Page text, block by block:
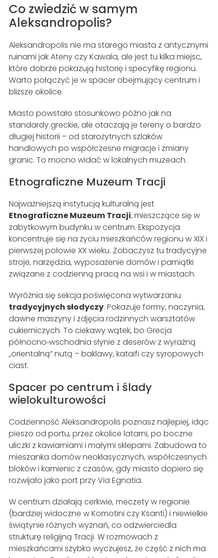
Co zwiedzić w samym
Aleksandropolis?
Aleksandropolis nie ma starego miasta z antycznymi
ruinami jak Ateny czy Kawala, ale jest tu kilka miejsc,
które dobrze pokazują historię i specyfikę regionu.
Warto połączyć je w spacer obejmujący centrum i
bliższe okolice.
Miasto powstało stosunkowo późno jak na
standardy greckie, ale otaczają je tereny o bardzo
długiej historii – od starożytnych szlaków
handlowych po współczesne migracje i zmiany
granic. To mocno widać w lokalnych muzeach.
Etnograficzne Muzeum Tracji
Najważniejszą instytucją kulturalną jest
Etnograficzne Muzeum Tracji, mieszczące się w
zabytkowym budynku w centrum. Ekspozycja
koncentruje się na życiu mieszkańców regionu w XIX i
pierwszej połowie XX wieku. Zobaczysz tu tradycyjne
stroje, narzędzia, wyposażenie domów i pamiątki
związane z codzienną pracą na wsi i w miastach.
Wyróżnia się sekcja poświęcona wytwarzaniu
tradycyjnych słodyczy. Pokazuje formy, naczynia,
dawne maszyny i zdjęcia rodzinnych warsztatów
cukierniczych. To ciekawy wątek, bo Grecja
północno‑wschodnia słynie z deserów z wyraźną
„orientalną” nutą – baklawy, kataifi czy syropowych
ciast.
Spacer po centrum i ślady
wielokulturowości
Codzienność Aleksandropolis poznasz najlepiej, idąc
pieszo od portu, przez okolice latarni, po boczne
uliczki z kawiarniami i małymi sklepami. Zabudowa to
mieszanka domów neoklasycznych, współczesnych
bloków i kamienic z czasów, gdy miasto dopiero się
rozwijało jako port przy Via Egnatia.
W centrum działają cerkwie, meczety w regionie
(bardziej widoczne w Komotini czy Ksanti) i niewielkie
świątynie różnych wyznań, co odzwierciedla
strukturę religijną Tracji. W rozmowach z
mieszkańcami szybko wyczujesz, że część z nich ma